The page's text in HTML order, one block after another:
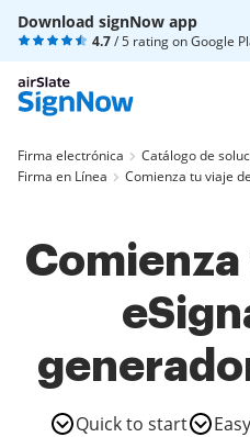
Download signNow app
4.7/ 5 rating onGoogle
Firma electrónica
Catálogo de
Firma en Línea
Comienza tu viaje
Quick to start